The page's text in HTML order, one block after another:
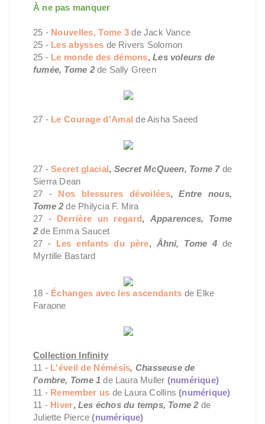
À ne pas manquer
25 - Nouvelles, Tome 3 de Jack Vance
25 - Les abysses de Rivers Solomon
25 - Le monde des démons,Les voleurs de
fumée, Tome 2de Sally Green
27 - Le Courage d'Amal de Aisha Saeed
27 -Secret glacial, Secret McQueen, Tome 7 de
Sierra Dean
27 - Nos blessures dévoilées,Entre nous,
Tome 2de Philycia F. Mira
27 - Derrière un regard, Apparences, Tome
2de Emma Saucet
27 - Les enfants du père, Âhni, Tome 4 de
Myrtille Bastard
18 - Échanges avec les ascendants de Elke
Faraone
Collection Infinity
11 - L'éveil de Némésis, Chasseuse de
l'ombre, Tome 1de Laura Muller (numérique)
11 - Remember us de Laura Collins(numérique)
11 - Hiver, Les échos du temps, Tome 2 de
Juliette Pierce(numérique)